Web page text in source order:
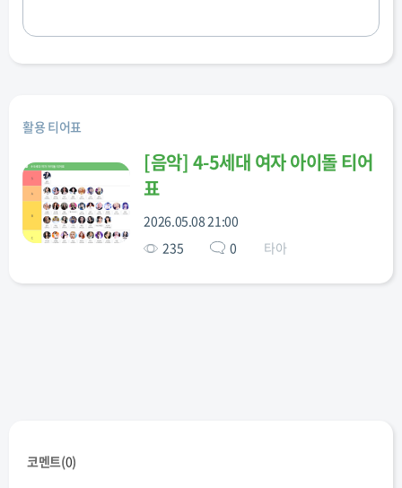
활용 티어표
[음악] 4-5세대 여자 아이돌 티어
표
2026.05.08 21:00
235
0 타아
코멘트(0)